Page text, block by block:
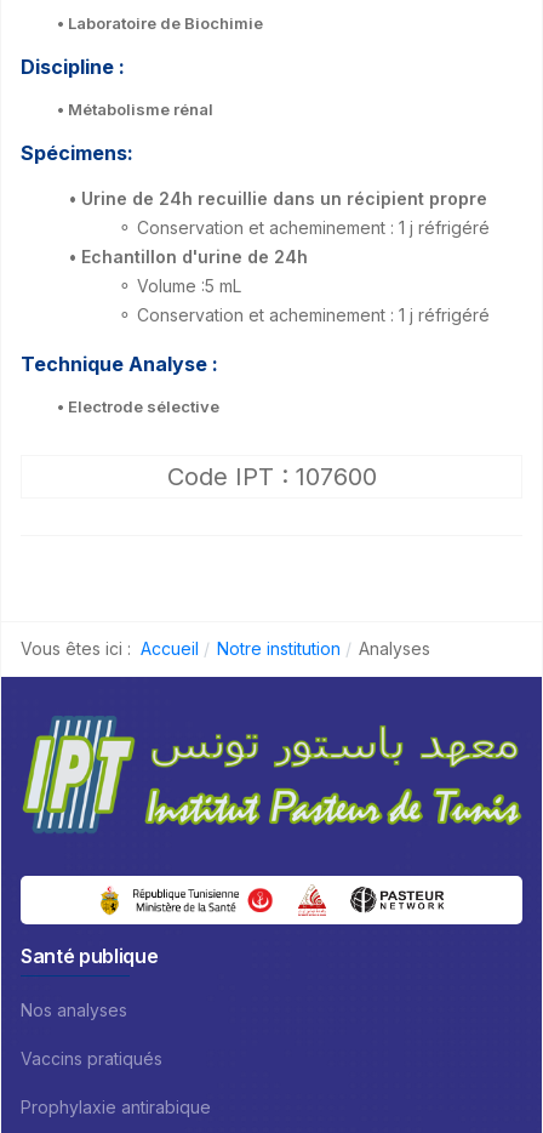
• Laboratoire de Biochimie
Discipline :
• Métabolisme rénal
Spécimens:
• Urine de 24h recuillie dans un récipient propre
⚬ Conservation et acheminement : 1 j réfrigéré
• Echantillon d'urine de 24h
⚬ Volume :5 mL
⚬ Conservation et acheminement : 1 j réfrigéré
Technique Analyse :
• Electrode sélective
Code IPT : 107600
Vous êtes ici : Accueil Notre institution Analyses
Santé publique
Nos analyses
Vaccins pratiqués
Prophylaxie antirabique